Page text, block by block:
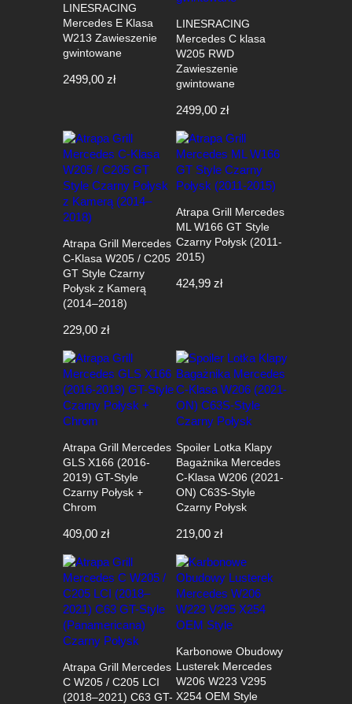
LINESRACING
Mercedes E Klasa
W213 Zawieszenie
gwintowane
2499,00 zł
LINESRACING
Mercedes C klasa
W205 RWD
Zawieszenie
gwintowane
2499,00 zł
Atrapa Grill Mercedes
C-Klasa W205 / C205
GT Style Czarny
Połysk z Kamerą
(2014–2018)
229,00 zł
Atrapa Grill Mercedes
ML W166 GT Style
Czarny Połysk (2011-
2015)
424,99 zł
Atrapa Grill Mercedes
GLS X166 (2016-
2019) GT-Style
Czarny Połysk +
Chrom
409,00 zł
Spoiler Lotka Klapy
Bagażnika Mercedes
C-Klasa W206 (2021-
ON) C63S-Style
Czarny Połysk
219,00 zł
Atrapa Grill Mercedes
C W205 / C205 LCI
(2018–2021) C63 GT-
Karbonowe Obudowy
Lusterek Mercedes
W206 W223 V295
X254 OEM Style